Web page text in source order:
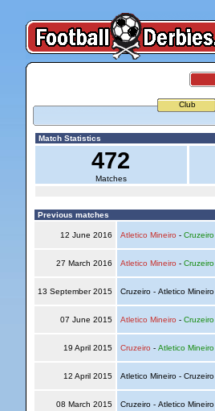
Club
Match Statistics
472
Matches
Previous matches
12 June 2016 Atletico Mineiro - Cruzeiro
27 March 2016 Atletico Mineiro - Cruzeiro
13 September 2015 Cruzeiro - Atletico Mineiro
07 June 2015 Atletico Mineiro - Cruzeiro
19 April 2015 Cruzeiro - Atletico Mineiro
12 April 2015 Atletico Mineiro - Cruzeiro
08 March 2015 Cruzeiro - Atletico Mineiro